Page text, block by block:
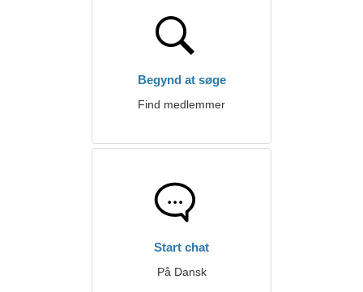
Begynd at søge
Find medlemmer
Start chat
På Dansk